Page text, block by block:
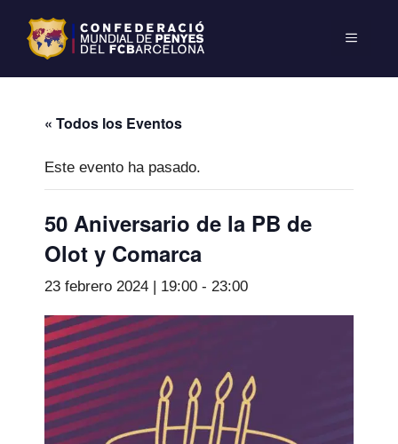
« Todos los Eventos
Este evento ha pasado.
50 Aniversario de la PB de
Olot y Comarca
23 febrero 2024 | 19:00 - 23:00